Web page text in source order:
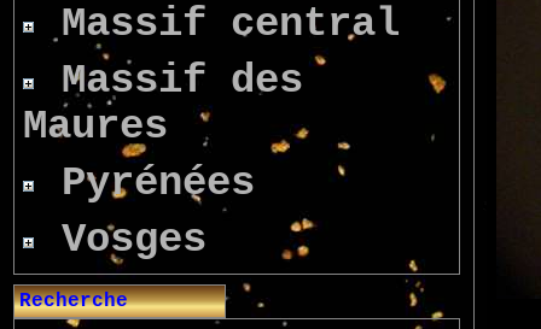
Massif central
Massif des
Maures
Pyrénées
Vosges
Recherche